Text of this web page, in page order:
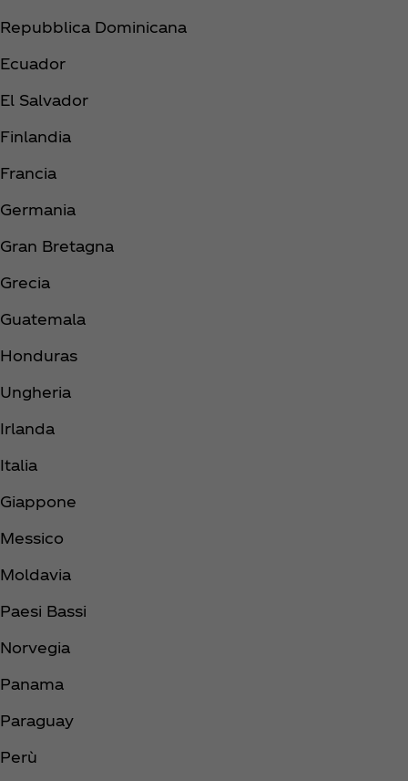
Repubblica Dominicana
Ecuador
El Salvador
Finlandia
Francia
Germania
Gran Bretagna
Grecia
Guatemala
Honduras
Ungheria
Irlanda
Italia
Giappone
Messico
Moldavia
Paesi Bassi
Norvegia
Panama
Paraguay
Perù